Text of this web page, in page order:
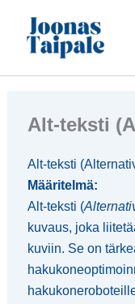
sisältöön
Alt-teksti
Alt-teksti
Määritelmä:
Alt-teksti (
kuvaus, joka
kuviin. Se on